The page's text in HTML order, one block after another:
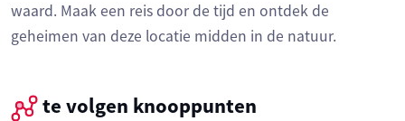
waard. Maak een reis door de tijd en ontdek de
geheimen van deze locatie midden in de natuur.
te volgen knooppunten